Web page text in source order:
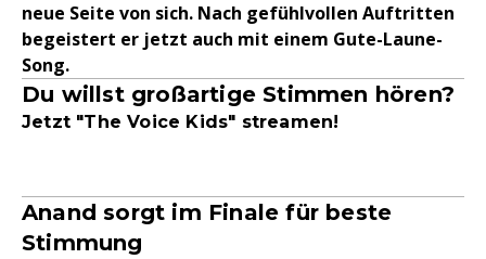
neue Seite von sich. Nach gefühlvollen Auftritten
begeistert er jetzt auch mit einem Gute-Laune-
Song.
Du willst großartige Stimmen hören?
Jetzt "The Voice Kids" streamen!
Anand sorgt im Finale für beste
Stimmung